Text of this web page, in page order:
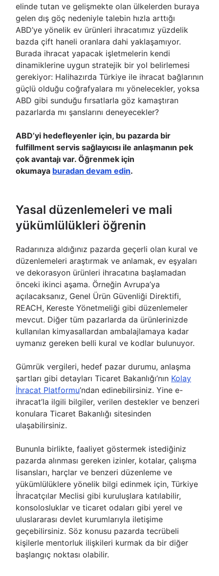
elinde tutan ve gelişmekte olan ülkelerden buraya
gelen dış göç nedeniyle talebin hızla arttığı
ABD’ye yönelik ev ürünleri ihracatımız yüzdelik
bazda çift haneli oranlara dahi yaklaşamıyor.
Burada ihracat yapacak işletmelerin kendi
dinamiklerine uygun stratejik bir yol belirlemesi
gerekiyor: Halihazırda Türkiye ile ihracat bağlarının
güçlü olduğu coğrafyalara mı yönelecekler, yoksa
ABD gibi sunduğu fırsatlarla göz kamaştıran
pazarlarda mı şanslarını deneyecekler?
ABD’yi hedefleyenler için, bu pazarda bir
fulfillment servis sağlayıcısı ile anlaşmanın pek
çok avantajı var. Öğrenmek için
okumaya buradan devam edin.
Yasal düzenlemeleri ve mali
yükümlülükleri öğrenin
Radarınıza aldığınız pazarda geçerli olan kural ve
düzenlemeleri araştırmak ve anlamak, ev eşyaları
ve dekorasyon ürünleri ihracatına başlamadan
önceki ikinci aşama. Örneğin Avrupa’ya
açılacaksanız, Genel Ürün Güvenliği Direktifi,
REACH, Kereste Yönetmeliği gibi düzenlemeler
mevcut. Diğer tüm pazarlarda da ürünlerinizde
kullanılan kimyasallardan ambalajlamaya kadar
uymanız gereken belli kural ve kodlar bulunuyor.
Gümrük vergileri, hedef pazar durumu, anlaşma
şartları gibi detayları Ticaret Bakanlığı’nın Kolay
İhracat Platformu’ndan edinebilirsiniz. Yine e-
ihracat’la ilgili bilgiler, verilen destekler ve benzeri
konulara Ticaret Bakanlığı sitesinden
ulaşabilirsiniz.
Bununla birlikte, faaliyet göstermek istediğiniz
pazarda alınması gereken izinler, kotalar, çalışma
lisansları, harçlar ve benzeri düzenleme ve
yükümlülüklere yönelik bilgi edinmek için, Türkiye
İhracatçılar Meclisi gibi kuruluşlara katılabilir,
konsolosluklar ve ticaret odaları gibi yerel ve
uluslararası devlet kurumlarıyla iletişime
geçebilirsiniz. Söz konusu pazarda tecrübeli
kişilerle mentorluk ilişkileri kurmak da bir diğer
başlangıç noktası olabilir.